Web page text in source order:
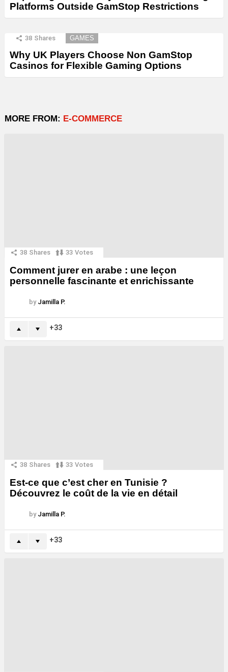
Platforms Outside GamStop Restrictions
38 Shares GAMES
Why UK Players Choose Non GamStop
Casinos for Flexible Gaming Options
MORE FROM: E-COMMERCE
38 Shares 33 Votes
Comment jurer en arabe : une leçon
personnelle fascinante et enrichissante
by Jamilla P.
33
38 Shares 33 Votes
Est-ce que c’est cher en Tunisie ?
Découvrez le coût de la vie en détail
by Jamilla P.
33